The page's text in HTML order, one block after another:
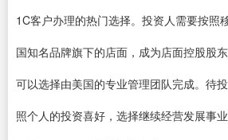
1C客户办理的热门选择。投资人需要按照
国知名品牌旗下的店面，成为店面控股股
可以选择由美国的专业管理团队完成。待
照个人的投资喜好，选择继续经营发展事